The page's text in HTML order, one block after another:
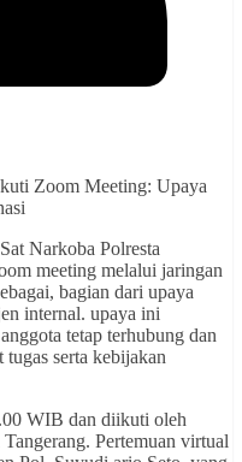
Zoom Meeting: Upaya
Narkoba Polresta
meeting melalui jaringan
bagian dari upaya
internal. upaya ini
tetap terhubung dan
serta kebijakan
WIB dan diikuti oleh
Pertemuan virtual